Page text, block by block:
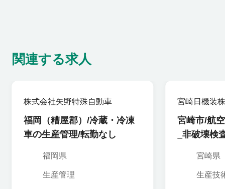
関連する求人
株式会社矢野特殊自動車
福岡（糟屋郡）/冷蔵・冷凍
車の生産管理/転勤なし
福岡県
生産管理
宮崎日機装
宮崎市/航
_非破壊検
宮崎県
生産技